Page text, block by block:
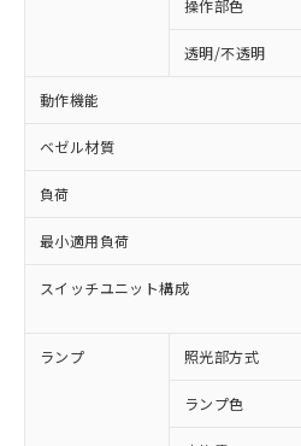
操作部色
透明/不透明
動作機能
ベゼル材質
負荷
最小適用負荷
スイッチユニット構成
ランプ 照光部方式
ランプ色
非含有に対応した製品が